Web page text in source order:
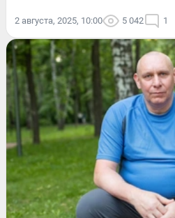
2 августа, 2025, 10:00 5 042 1